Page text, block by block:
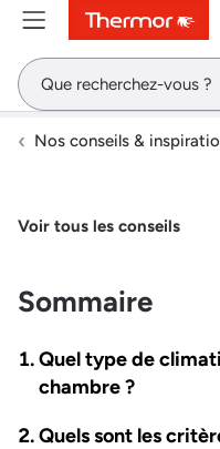
ContenuMenu
Nos conseils &
Voir tous les conseils
Sommaire
Quel type de
chambre ?
Quels sont les